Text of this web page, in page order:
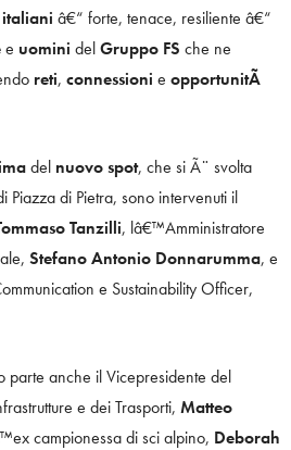
italiani â€“ forte, tenace, resiliente â€“
e uomini delGruppo FS che ne
reti, connessioni e opportunitÃ
del nuovospot, che si Ã¨ svolta
Piazza di Pietra, sono intervenuti il
Tanzilli, lâ€™Amministratore
Stefano Antonio Donnarumma, e
e Sustainability Officer,
parte anche il Vicepresidente del
e dei Trasporti, Matteo
campionessa di sci alpino, Deborah